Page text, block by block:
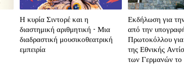
Η κυρία Σιντορέ και η
διαστημική αριθμητική - Μια
διαδραστική μουσικοθεατρική
εμπειρία
Εκδήλωση για
από την
Πρωτοκόλλου
της Εθνικής
των Γερμανών